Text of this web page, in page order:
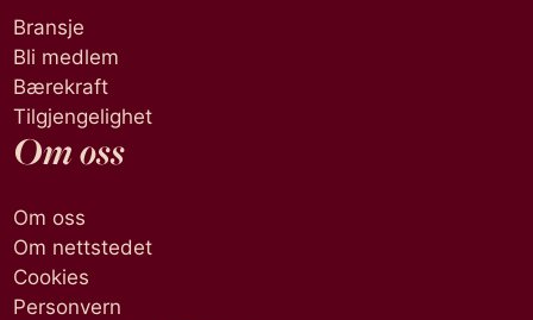
Bransje
Bli medlem
Bærekraft
Tilgjengelighet
Om oss
Om oss
Om nettstedet
Cookies
Personvern